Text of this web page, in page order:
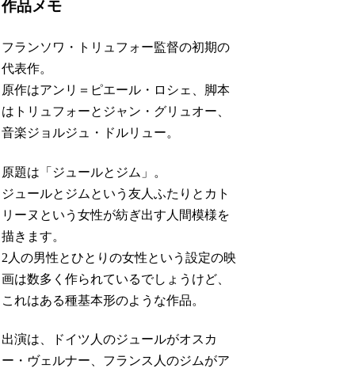
作品メモ
フランソワ・トリュフォー監督の初期の
代表作。
原作はアンリ＝ピエール・ロシェ、脚本
はトリュフォーとジャン・グリュオー、
音楽ジョルジュ・ドルリュー。
原題は「ジュールとジム」。
ジュールとジムという友人ふたりとカト
リーヌという女性が紡ぎ出す人間模様を
描きます。
2人の男性とひとりの女性という設定の映
画は数多く作られているでしょうけど、
これはある種基本形のような作品。
出演は、ドイツ人のジュールがオスカ
ー・ヴェルナー、フランス人のジムがア